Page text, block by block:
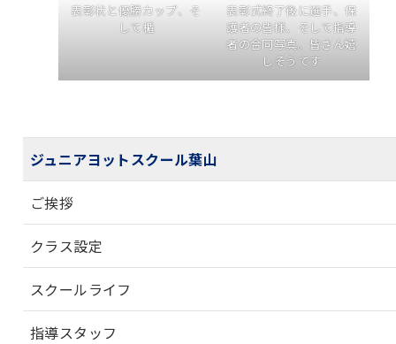
表彰状と優勝カップ、そ
して楯
表彰式終了後に選手、保
護者の皆様、そして指導
者の合同写真。皆さん嬉
しそうです
ジュニアヨットスクール葉山
ご挨拶
クラス設定
スクールライフ
指導スタッフ